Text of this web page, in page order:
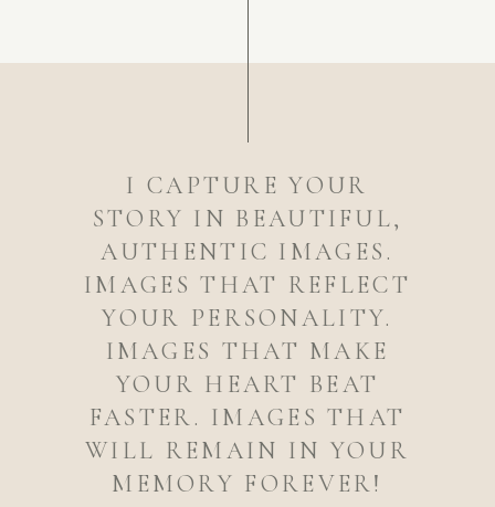
I CAPTURE YOUR
STORY IN BEAUTIFUL,
AUTHENTIC IMAGES.
IMAGES THAT REFLECT
YOUR PERSONALITY.
IMAGES THAT MAKE
YOUR HEART BEAT
FASTER. IMAGES THAT
WILL REMAIN IN YOUR
MEMORY FOREVER!